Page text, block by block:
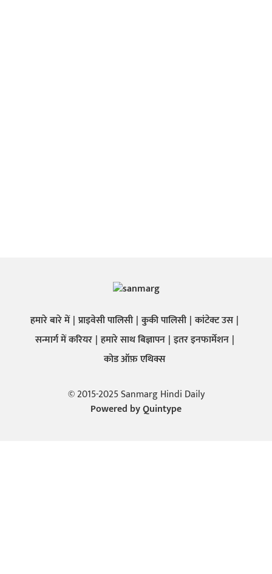
हमारे बारे में प्राइवेसी पालिसी कुकी पालिसी कांटेक्ट उस
सन्मार्ग में करियर हमारे साथ बिज्ञापन इतर इनफार्मेशन
कोड ऑफ़ एथिक्स
© 2015-2025 Sanmarg Hindi Daily
Powered byQuintype